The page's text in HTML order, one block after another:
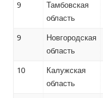
9
Тамбовская
область
9
Новгородская
область
10
Калужская
область